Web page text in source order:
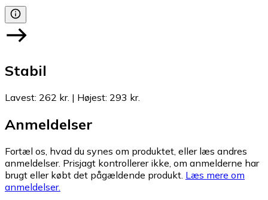
Stabil
Lavest: 262 kr. | Højest: 293 kr.
Anmeldelser
Fortæl os, hvad du synes om produktet, eller læs andres
anmeldelser. Prisjagt kontrollerer ikke, om anmelderne har
brugt eller købt det pågældende produkt. Læs mere om
anmeldelser.